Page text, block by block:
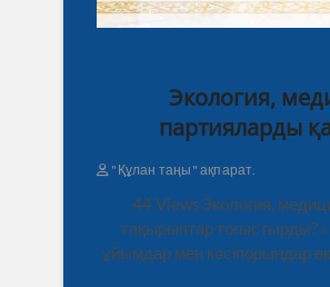
Экология,
партияларды
"Құлан таңы" ақпарат.
44 ViewsЭкология,
тақырыптар тоғыстырды?
ұйымдар мен кәсіпорындар